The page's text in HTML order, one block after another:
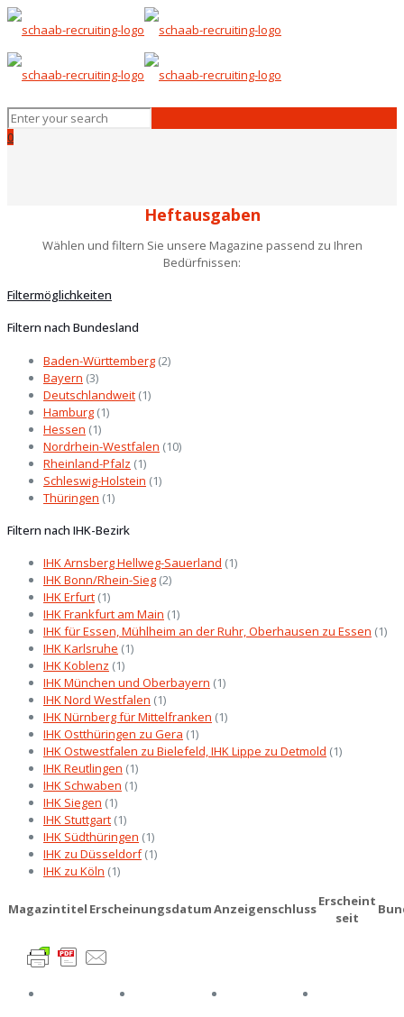
0
Heftausgaben
Wählen und filtern Sie unsere Magazine passend zu Ihren
Bedürfnissen:
Filtermöglichkeiten
Filtern nach Bundesland
Baden-Württemberg (2)
Bayern (3)
Deutschlandweit (1)
Hamburg (1)
Hessen (1)
Nordrhein-Westfalen (10)
Rheinland-Pfalz (1)
Schleswig-Holstein (1)
Thüringen (1)
Filtern nach IHK-Bezirk
IHK Arnsberg Hellweg-Sauerland (1)
IHK Bonn/Rhein-Sieg (2)
IHK Erfurt (1)
IHK Frankfurt am Main (1)
IHK für Essen, Mühlheim an der Ruhr, Oberhausen zu Essen (1)
IHK Karlsruhe (1)
IHK Koblenz (1)
IHK München und Oberbayern (1)
IHK Nord Westfalen (1)
IHK Nürnberg für Mittelfranken (1)
IHK Ostthüringen zu Gera (1)
IHK Ostwestfalen zu Bielefeld, IHK Lippe zu Detmold (1)
IHK Reutlingen (1)
IHK Schwaben (1)
IHK Siegen (1)
IHK Stuttgart (1)
IHK Südthüringen (1)
IHK zu Düsseldorf (1)
IHK zu Köln (1)
Magazintitel ErscheinungsdatumAnzeigenschlussErscheint
seit